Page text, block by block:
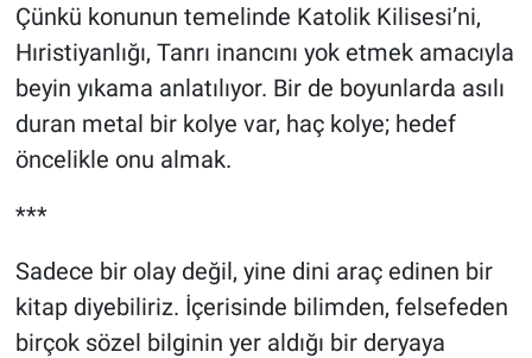
Çünkü konunun temelinde Katolik Kilisesi’ni,
Hıristiyanlığı, Tanrı inancını yok etmek amacıyla
beyin yıkama anlatılıyor. Bir de boyunlarda asılı
duran metal bir kolye var, haç kolye; hedef
öncelikle onu almak.
***
Sadece bir olay değil, yine dini araç edinen bir
kitap diyebiliriz. İçerisinde bilimden, felsefeden
birçok sözel bilginin yer aldığı bir deryaya